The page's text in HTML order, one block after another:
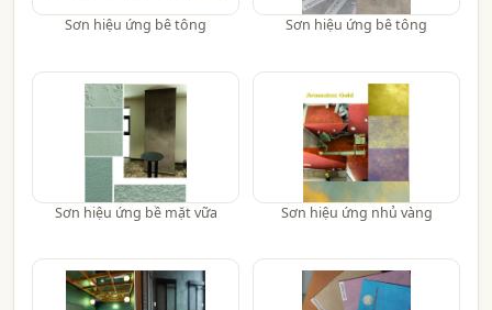
Sơn hiệu ứng bê tông Sơn hiệu ứng bê tông
Sơn hiệu ứng bề mặt vữa Sơn hiệu ứng nhủ vàng